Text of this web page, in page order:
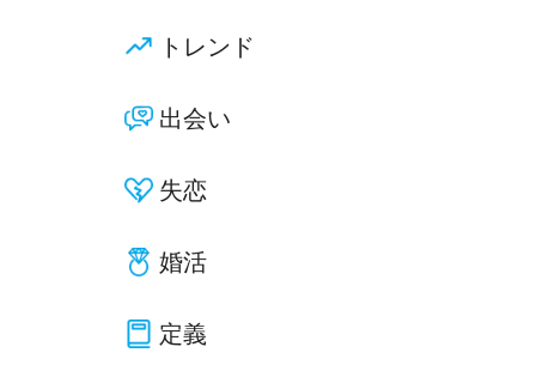
トレンド
出会い
失恋
婚活
定義